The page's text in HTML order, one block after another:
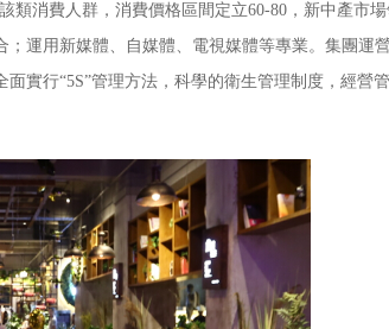
消費人群，消費價格區間定立60-80，新中產市場
運用新媒體、自媒體、電視媒體等專業。集團運
實行“5S”管理方法，科學的衛生管理制度，經營